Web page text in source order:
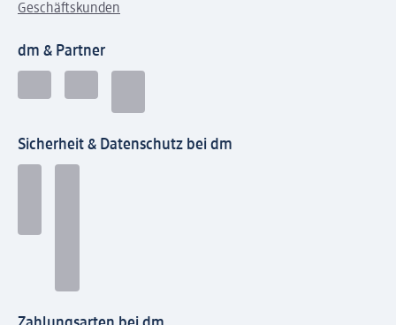
Geschäftskunden
dm & Partner
Sicherheit & Datenschutz bei dm